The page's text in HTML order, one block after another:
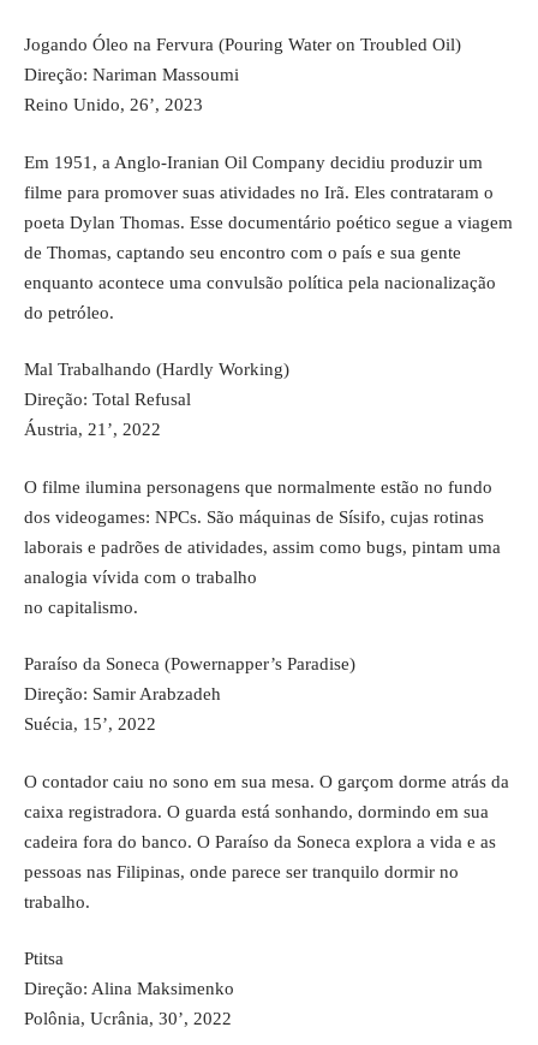
Jogando Óleo na Fervura (Pouring Water on Troubled Oil)
Direção: Nariman Massoumi
Reino Unido, 26’, 2023
Em 1951, a Anglo-Iranian Oil Company decidiu produzir um
filme para promover suas atividades no Irã. Eles contrataram o
poeta Dylan Thomas. Esse documentário poético segue a viagem
de Thomas, captando seu encontro com o país e sua gente
enquanto acontece uma convulsão política pela nacionalização
do petróleo.
Mal Trabalhando (Hardly Working)
Direção: Total Refusal
Áustria, 21’, 2022
O filme ilumina personagens que normalmente estão no fundo
dos videogames: NPCs. São máquinas de Sísifo, cujas rotinas
laborais e padrões de atividades, assim como bugs, pintam uma
analogia vívida com o trabalho
no capitalismo.
Paraíso da Soneca (Powernapper’s Paradise)
Direção: Samir Arabzadeh
Suécia, 15’, 2022
O contador caiu no sono em sua mesa. O garçom dorme atrás da
caixa registradora. O guarda está sonhando, dormindo em sua
cadeira fora do banco. O Paraíso da Soneca explora a vida e as
pessoas nas Filipinas, onde parece ser tranquilo dormir no
trabalho.
Ptitsa
Direção: Alina Maksimenko
Polônia, Ucrânia, 30’, 2022